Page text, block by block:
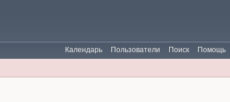
Помощь
Поиск
Пользователи
Календарь